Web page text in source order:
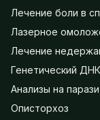
Лечение боли в
Лазерное
Лечение
Генетический
Анализы на
Описторхоз